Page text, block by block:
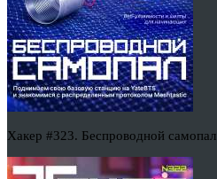
Хакер #323. Беспроводной самопал